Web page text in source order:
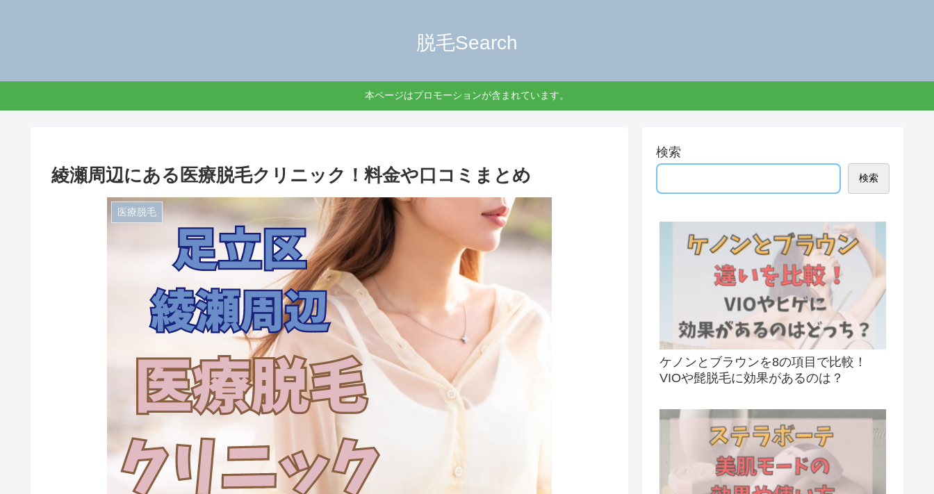
脱毛Search
本ページはプロモーションが含まれています。
綾瀬周辺にある医療脱毛クリニック！料金や口コミまとめ
医療脱毛
検索
検索
ケノンとブラウンを8の項目で比較！
VIOや髭脱毛に効果があるのは？